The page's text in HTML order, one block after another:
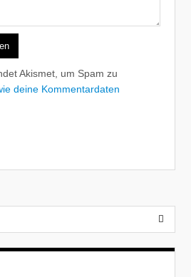
Akismet, um Spam zu
deine Kommentardaten